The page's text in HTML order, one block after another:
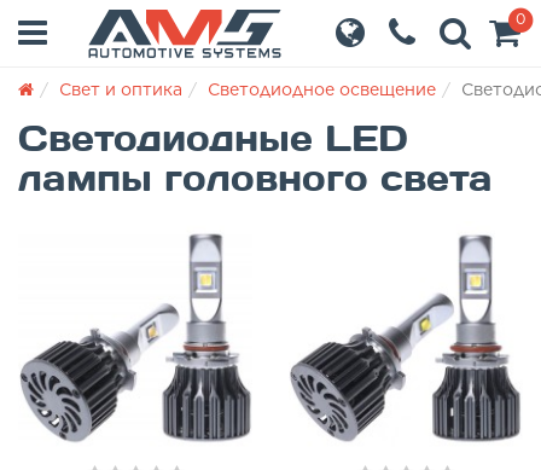
0
Свет и оптика Светодиодное освещение
Cветодиодные LED
лампы головного света